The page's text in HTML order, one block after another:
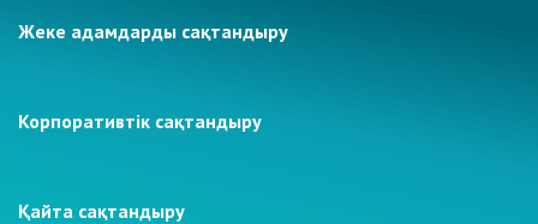
Жеке адамдарды сақтандыру
Корпоративтік сақтандыру
Қайта сақтандыру